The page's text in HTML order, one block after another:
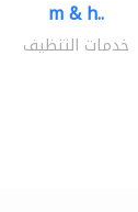
m & h..
خدمات التنظيف